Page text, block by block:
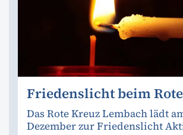
Friedenslicht beim
Das Rote Kreuz Lembach lädt
Dezember zur Friedenslicht